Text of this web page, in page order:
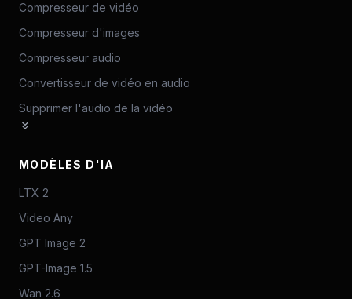
Compresseur de vidéo
Compresseur d'images
Compresseur audio
Convertisseur de vidéo en audio
Supprimer l'audio de la vidéo
MODÈLES D'IA
LTX 2
Video Any
GPT Image 2
GPT-Image 1.5
Wan 2.6